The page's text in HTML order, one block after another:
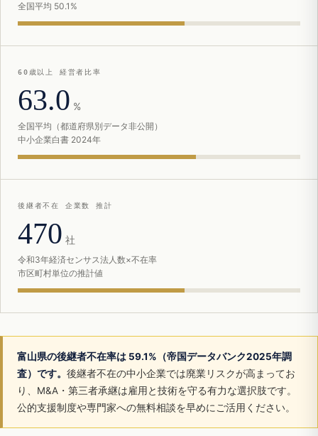
全国平均 50.1%
60歳以上 経営者比率
63.0 %
全国平均（都道府県別データ非公開）
中小企業白書 2024年
後継者不在 企業数 推計
470 社
令和3年経済センサス法人数×不在率
市区町村単位の推計値
富山県の後継者不在率は 59.1%（帝国データバンク2025年調
査）です。 後継者不在の中小企業では廃業リスクが高まってお
り、M&A・第三者承継は雇用と技術を守る有力な選択肢です。
公的支援制度や専門家への無料相談を早めにご活用ください。